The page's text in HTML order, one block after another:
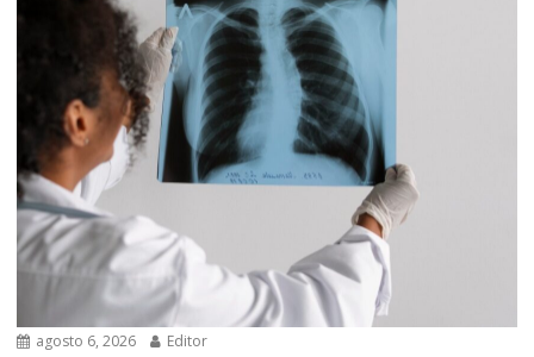
agosto 6, 2026 Editor